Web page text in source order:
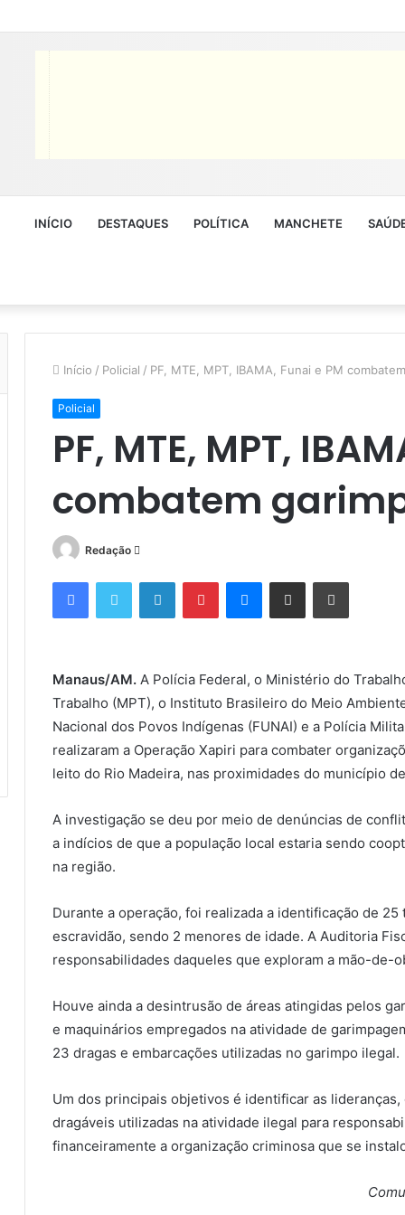
INÍCIO DESTAQUES POLÍTICA MANCHETE
Início / Policial / PF, MTE, MPT, IBAMA, Funai e PM
Policial
PF, MTE, MPT,
combatem
Redação
mail
FacebookTwitter LinkedinPinterestMessenger
Compartilhar via e-mail Imprimir
Manaus/AM. A Polícia Federal, o Ministério do
Trabalho (MPT), o Instituto Brasileiro do Meio
Nacional dos Povos Indígenas (FUNAI) e a Polícia
realizaram a Operação Xapiri para combater
leito do Rio Madeira, nas proximidades do município
A investigação se deu por meio de denúncias de
a indícios de que a população local estaria sendo
na região.
Durante a operação, foi realizada a identificação de
escravidão, sendo 2 menores de idade. A Auditoria
responsabilidades daqueles que exploram a mão-de-
Houve ainda a desintrusão de áreas atingidas pelos
e maquinários empregados na atividade de
23 dragas e embarcações utilizadas no garimpo ilegal.
Um dos principais objetivos é identificar as
dragáveis utilizadas na atividade ilegal para
financeiramente a organização criminosa que se